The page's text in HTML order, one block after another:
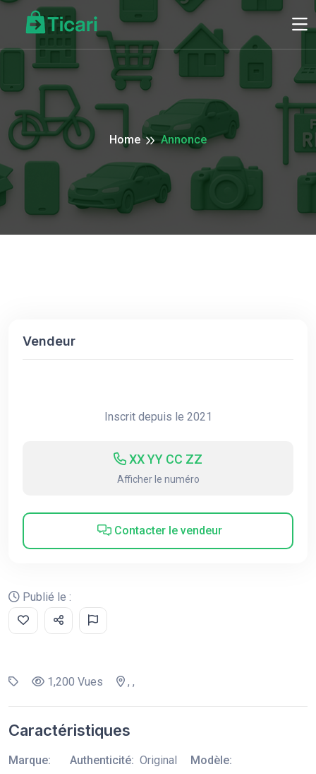
Home Annonce
Vendeur
Inscrit depuis le 2021
XX YY CC ZZ
Afficher le numéro
Contacter le vendeur
Publié le :
1,200 Vues , ,
Caractéristiques
Marque: Authenticité: Original Modèle: